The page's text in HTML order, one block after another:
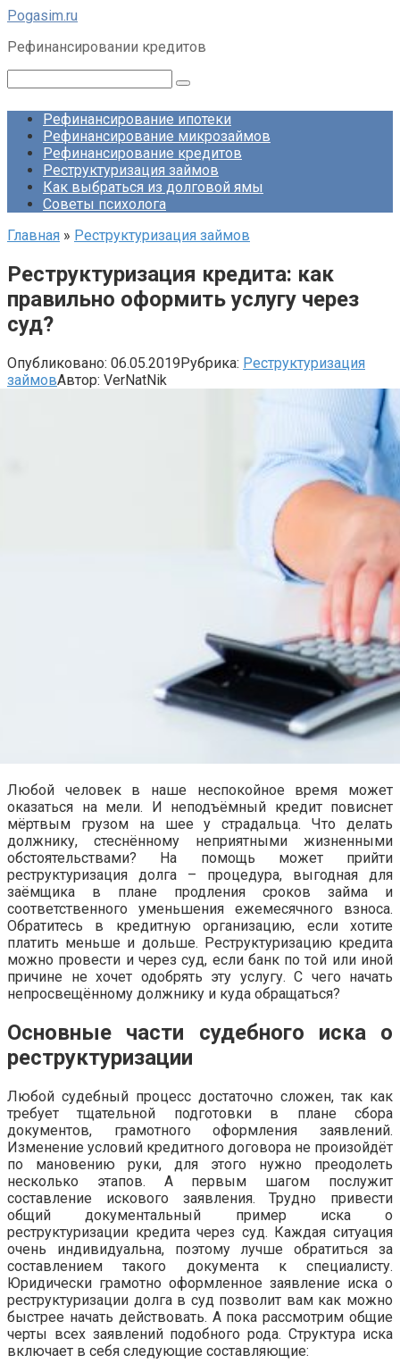
Перейти
контенту
Pogasim.ru
Рефинансировании кредитов
Рефинансирование ипотеки
Рефинансирование микрозаймов
Рефинансирование кредитов
Реструктуризация займов
Как выбраться из долговой ямы
Советы психолога
Главная » Реструктуризация займов
Реструктуризация кредита: как
правильно оформить услугу через
суд?
Опубликовано: 06.05.2019Рубрика: Реструктуризация
займовАвтор: VerNatNik
Любой человек в наше неспокойное время может
оказаться на мели. И неподъёмный кредит повиснет
мёртвым грузом на шее у страдальца. Что делать
должнику, стеснённому неприятными жизненными
обстоятельствами? На помощь может прийти
реструктуризация долга – процедура, выгодная для
заёмщика в плане продления сроков займа и
соответственного уменьшения ежемесячного взноса.
Обратитесь в кредитную организацию, если хотите
платить меньше и дольше. Реструктуризацию кредита
можно провести и через суд, если банк по той или иной
причине не хочет одобрять эту услугу. С чего начать
непросвещённому должнику и куда обращаться?
Основные части судебного иска о
реструктуризации
Любой судебный процесс достаточно сложен, так как
требует тщательной подготовки в плане сбора
документов, грамотного оформления заявлений.
Изменение условий кредитного договора не произойдёт
по мановению руки, для этого нужно преодолеть
несколько этапов. А первым шагом послужит
составление искового заявления. Трудно привести
общий документальный пример иска о
реструктуризации кредита через суд. Каждая ситуация
очень индивидуальна, поэтому лучше обратиться за
составлением такого документа к специалисту.
Юридически грамотно оформленное заявление иска о
реструктуризации долга в суд позволит вам как можно
быстрее начать действовать. А пока рассмотрим общие
черты всех заявлений подобного рода. Структура иска
включает в себя следующие составляющие: